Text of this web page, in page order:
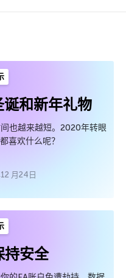
和新年礼物
也越来越短。2020年转眼
喜欢什么呢？
月24日
安全